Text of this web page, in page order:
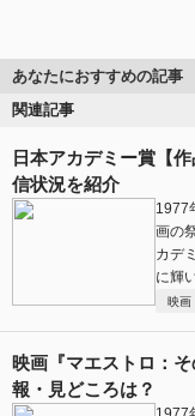
あなたにおすすめの記事
関連記事
日本アカデミー賞【
信状況を紹介
1977
画の
カデ
に輝
映画
映画『マエストロ：
報・見どころは？